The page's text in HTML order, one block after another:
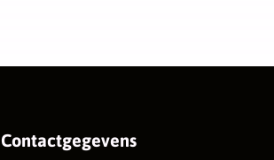
Contactgegevens